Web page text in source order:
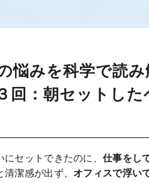
悩みを科学で読
：朝セットした
にセットできたのに、仕事をし
清潔感が出ず、 オフィスで浮い